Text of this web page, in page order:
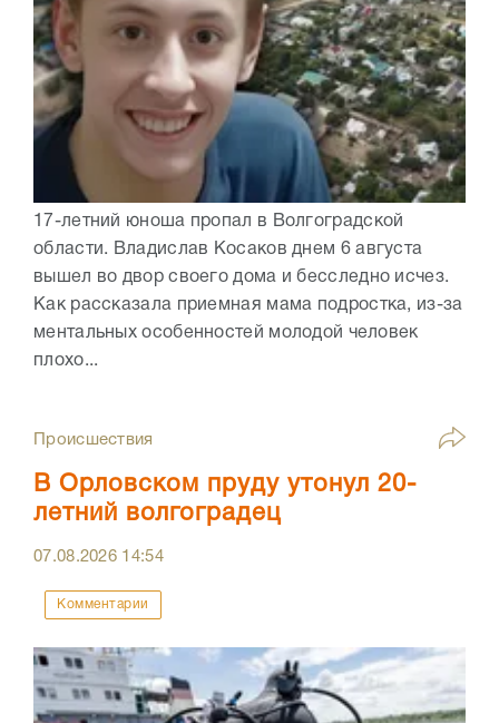
17-летний юноша пропал в Волгоградской
области. Владислав Косаков днем 6 августа
вышел во двор своего дома и бесследно исчез.
Как рассказала приемная мама подростка, из-за
ментальных особенностей молодой человек
плохо...
Происшествия
В Орловском пруду утонул 20-
летний волгоградец
07.08.2026 14:54
Комментарии